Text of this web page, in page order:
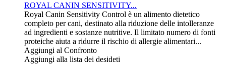
ROYAL CANIN SENSITIVITY...
Royal Canin Sensitivity Control è un alimento dietetico
completo per cani, destinato alla riduzione delle intolleranze
ad ingredienti e sostanze nutritive. Il limitato numero di fonti
proteiche aiuta a ridurre il rischio di allergie alimentari...
Aggiungi al Confronto
Aggiungi alla lista dei desideti